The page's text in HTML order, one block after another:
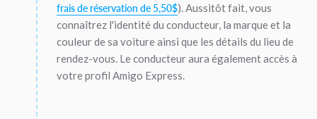
frais de réservation de 5,50$). Aussitôt fait, vous
connaîtrez l'identité du conducteur, la marque et la
couleur de sa voiture ainsi que les détails du lieu de
rendez-vous. Le conducteur aura également accès à
votre profil Amigo Express.